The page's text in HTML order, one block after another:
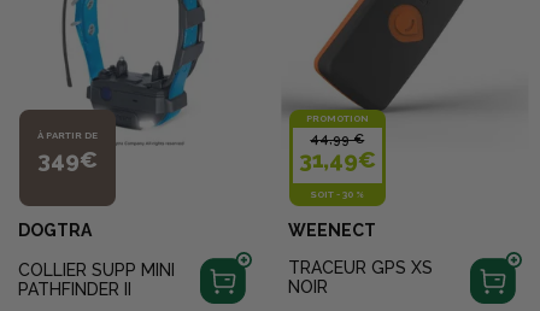
À PARTIR DE
349€
DOGTRA
COLLIER SUPP MINI
PATHFINDER II
PROMOTION
44,99 €
31,49€
SOIT -30 %
WEENECT
TRACEUR GPS XS
NOIR